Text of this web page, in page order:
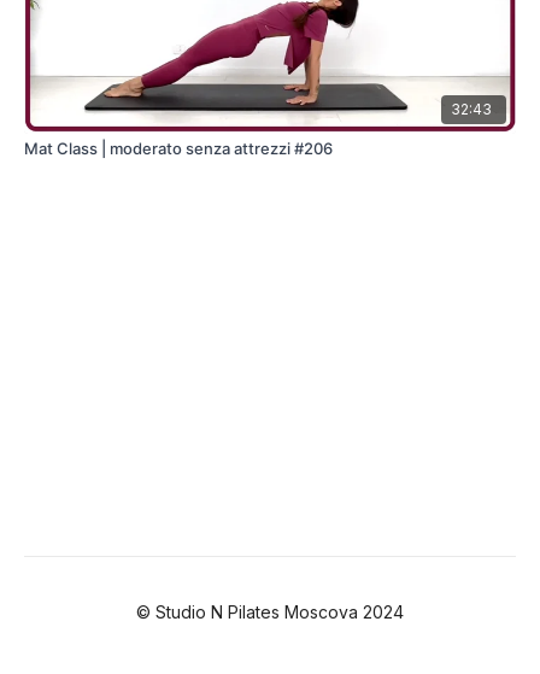
32:43
Mat Class | moderato senza attrezzi #206
© Studio N Pilates Moscova 2024